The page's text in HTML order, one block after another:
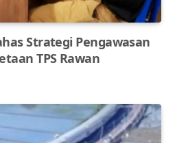
Strategi Pengawasan
TPS Rawan